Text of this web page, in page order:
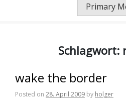
Primary
Schlagwort:
wake the border
Posted on 28. April 2009 by holger